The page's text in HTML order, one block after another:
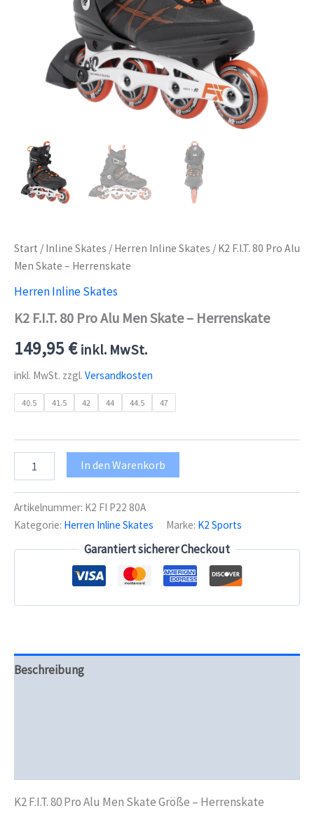
Start / Inline Skates / Herren Inline Skates / K2 F.I.T. 80 Pro Alu
Men Skate – Herrenskate
Herren Inline Skates
K2 F.I.T. 80 Pro Alu Men Skate – Herrenskate
149,95€ inkl. MwSt.
inkl. MwSt. zzgl. Versandkosten
40.5 41.5 42 44 44.5 47
Pro
Alu
Men
In den Warenkorb
Artikelnummer: K2 FI P22 80A
Kategorie: Herren Inline Skates Marke: K2 Sports
Garantiert sicherer Checkout
Beschreibung
K2 F.I.T. 80 Pro Alu Men Skate Größe – Herrenskate